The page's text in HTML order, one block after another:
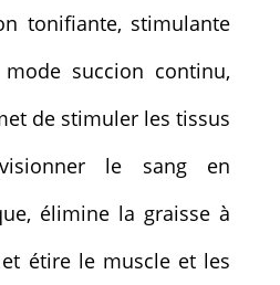
tonifiante, stimulante
succion continu,
de stimuler les tissus
le sang en
élimine la graisse à
étire le muscle et les